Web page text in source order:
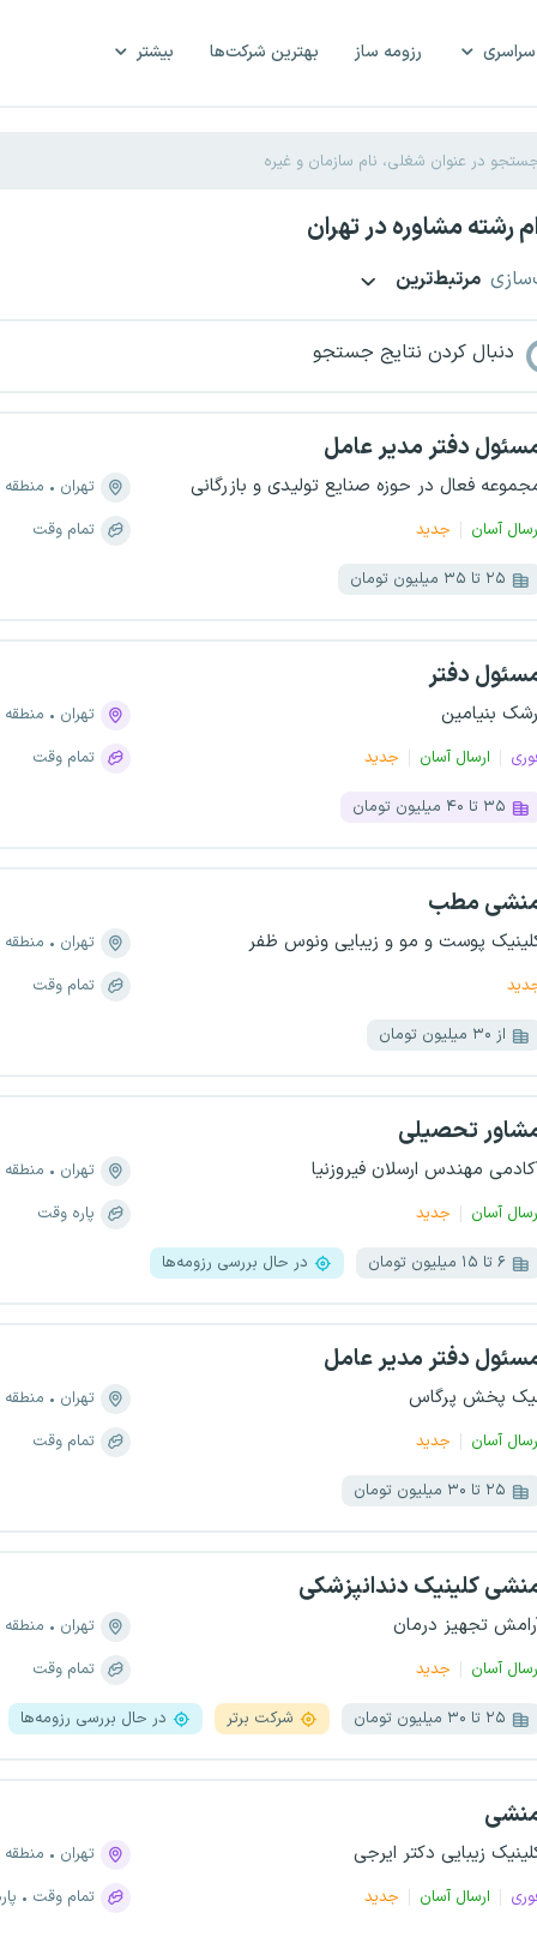
رزومه ساز بهترین شرکت‌ها بیشتر
رشته مشاوره در تهران
مرتبط‌ترین
دنبال کردن نتایج جستجو
دفتر مدیر عامل
فعال در حوزه صنایع تولیدی و بازرگانی
آسان جدید
تهران
منطقه ۳، ونک
تمام وقت
۲۵ تا ۳۵ میلیون تومان
دفتر
بنیامین
ارسال آسان جدید
تهران
منطقه ۲۰، جوانمرد قصاب
تمام وقت
۳۵ تا ۴۰ میلیون تومان
مطب
پوست و مو و زیبایی ونوس ظفر تهران
منطقه ۳، جردن
تمام وقت
از ۳۰ میلیون تومان
تحصیلی
مهندس ارسلان فیروزنیا
آسان جدید
تهران
منطقه ۴، سید خندان
پاره وقت
۶ تا ۱۵ میلیون تومان در حال بررسی رزومه‌ها
دفتر مدیر عامل
پخش پرگاس
آسان جدید
تهران
منطقه ۵، اباذر
تمام وقت
۲۵ تا ۳۰ میلیون تومان
کلینیک دندانپزشکی
تجهیز درمان
آسان جدید
تهران
منطقه ۳، میرداماد
تمام وقت
۲۵ تا ۳۰ میلیون تومان شرکت برتر در حال بررسی رزومه‌ها
زیبایی دکتر ایرجی
ارسال آسان جدید
تهران
منطقه ۲، شهرک غرب
تمام وقت